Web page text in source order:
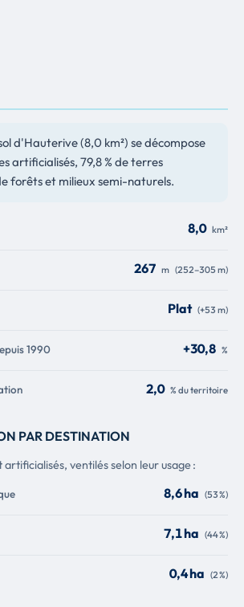
d'Hauterive (8,0 km²) se décompose
artificialisés, 79,8 % de terres
forêts et milieux semi-naturels.
8,0 km²
267 m (252–305 m)
Plat (+53 m)
1990 +30,8 %
2,0 % du territoire
PAR DESTINATION
artificialisés, ventilés selon leur usage :
8,6 ha (53 %)
7,1 ha (44 %)
0,4 ha (2 %)